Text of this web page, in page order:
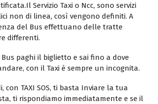
Servizio Taxi o Ncc, sono servizi
non di linea, così vengono definiti. A
del Bus effettuano delle tratte
differenti.
Bus paghi il biglietto e sai fino a dove
con il Taxi è sempre un incognita.
con TAXI SOS, ti basta Inviare la tua
ti rispondiamo immediatamente e se il